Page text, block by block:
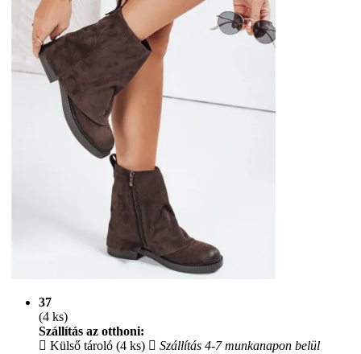
37
(4 ks)
Szállítás az otthoni:
Külső tároló (4 ks)
Szállítás 4-7 munkanapon belül